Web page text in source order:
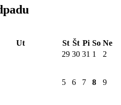
Ut St Št Pi So Ne
29 30 31 1
2
5 6 7 8 9